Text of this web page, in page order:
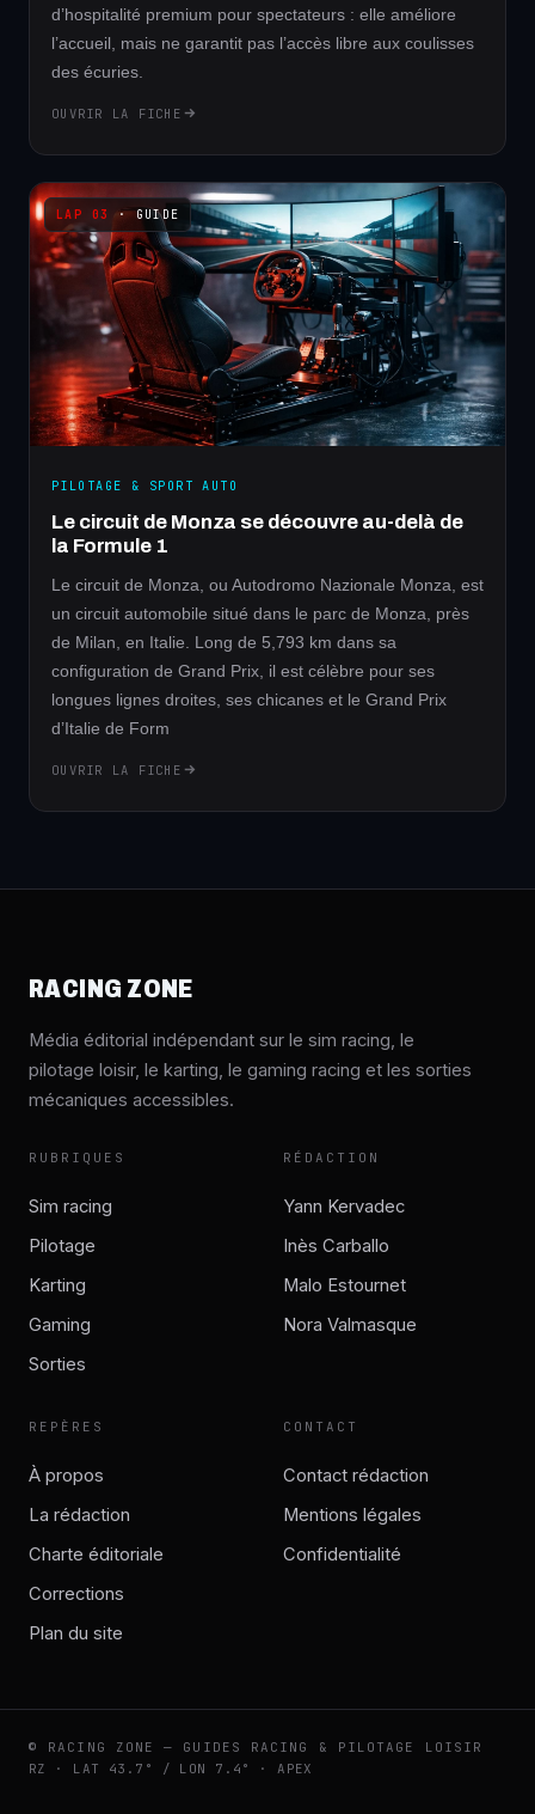
d’hospitalité premium pour spectateurs : elle améliore
l’accueil, mais ne garantit pas l’accès libre aux coulisses
des écuries.
OUVRIR LA FICHE
· GUIDE
PILOTAGE & SPORT AUTO
Le circuit de Monza se découvre au-delà de
la Formule 1
Le circuit de Monza, ou Autodromo Nazionale Monza, est
un circuit automobile situé dans le parc de Monza, près
de Milan, en Italie. Long de 5,793 km dans sa
configuration de Grand Prix, il est célèbre pour ses
longues lignes droites, ses chicanes et le Grand Prix
d’Italie de Form
OUVRIR LA FICHE
RACING ZONE
Média éditorial indépendant sur le sim racing, le
pilotage loisir, le karting, le gaming racing et les sorties
mécaniques accessibles.
RUBRIQUES
Sim racing
Pilotage
Karting
Gaming
Sorties
RÉDACTION
Yann Kervadec
Inès Carballo
Malo Estournet
Nora Valmasque
REPÈRES
À propos
La rédaction
Charte éditoriale
Corrections
Plan du site
CONTACT
Contact rédaction
Mentions légales
Confidentialité
© RACING ZONE — GUIDES RACING & PILOTAGE LOISIR
RZ · LAT 43.7° / LON 7.4° · APEX